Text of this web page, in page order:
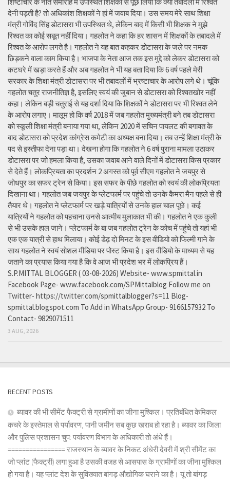
देनी पड़ती है? तो अधिकांश शिक्षकों ने हां में जवाब दिया। उस समय मेरे साथ शिक्षा
मंत्री गोविंद सिंह डोटासरा भी उपस्थित थे, लेकिन बाद में किसी भी शिक्षक ने मुझे
रिश्वत का कोई सबूत नहीं दिया। गहलोत ने कहा कि हर शासन में शिक्षकों के तबादले में
रिश्वत के आरोप लगते है। गहलोत ने यह बात कहकर डोटासरा के जले पर नमक
छिड़कने वाला काम किया है। भाजपा के नेता आज तक इस मुद्दे को लेकर डोटासरा को
कटघरे में खड़ा करते हैं और अब गहलोत ने भी यह बता दिया कि 6 वर्ष पहले मेरी
सरकार के शिक्षा मंत्री डोटासरा पर भी तबादलों में भ्रष्टाचार के आरोप लगे थे। चूंकि
गहलोत चतुर राजनीतिज्ञ है, इसलिए स्वयं की जुबान से डोटासरा को रिश्वतखोर नहीं
कहा। लेकिन बड़ी चतुराई से यह दर्शा दिया कि शिक्षकों ने डोटासरा पर भी रिश्वत लेने
के आरोप लगाए। मालूम हो कि वर्ष 2018 में जब गहलोत मुख्यमंत्री बने तब डोटासरा
को स्कूली शिक्षा मंत्री बनाया गया था, लेकिन 2020 में सचिन पायलट की बगावत के
बाद डोटासरा को प्रदेश कांग्रेस कमेटी का अध्यक्ष बना दिया। तब उन्हें शिक्षा मंत्री के
पद से इस्तीफा देना पड़ा था। देखना होगा कि गहलोत ने 6 वर्ष पुराना मामला उठाकर
डोटासरा पर जो हमला किया है, उसका जवाब आने वाले दिनों में डोटासरा किस प्रकार
से देते हैं। लोकप्रियता का प्रदर्शन 2 अगस्त को पूर्व सीएम गहलोत ने जयपुर से
जोधपुर का सफर ट्रेन से किया। इस सफर के पीछे गहलोत को स्वयं की लोकप्रियता
दिखाना था। गहलोत जब जयपुर के प्लेटफार्म पर पहुंचे तो उनके कैमरा मैन पहले से ही
तैयार थे। गहलोत ने प्लेटफार्म पर खड़े यात्रियों से उनके हाल चाल पूछे। कई
यात्रियों ने गहलोत को पहचाना उनसे आत्मीय मुलाकात भी की। गहलोत ने एक कुली
से भी उसके हाल जाने। प्लेटफार्म के बा जब गहलोत ट्रेन के कोच में पहुंचे तो यहां भी
एक एक यात्री से हाथ मिलाया। कोई डेढ़ दो मिनट के इस वीडियो को फिल्मी गाने के
साथ गहलोत ने स्वयं सोशल मीडिया पर पोस्ट किया है। इस वीडियो के माध्यम से यह
जताने का प्रयास किया गया है कि वे आज भी प्रदेश भर में लोकप्रिय हैं।
S.P.MITTAL BLOGGER ( 03-08-2026) Website- www.spmittal.in
Facebook Page- www.facebook.com/SPMittalblog Follow me on
Twitter- https://twitter.com/spmittalblogger?s=11 Blog-
spmittal.blogspot.com To Add in WhatsApp Group- 9166157932 To
Contact- 9829071511
3 AUG, 2026
RECENT POSTS
ब्यावर की भी सीमेंट फैक्ट्री से ग्रामीणों का जीना मुश्किल। प्रतिबंधित केमिकल
कचरे के इस्तेमाल से पर्यावरण, पानी जमीन सब कुछ खराब हो रहा है। ब्यावर का जिला
और पुलिस प्रशासन चुप: पर्यावरण विभाग के अधिकारी तो अंधे हैं।
================ राजस्थान के ब्यावर के निकट अंधेरी देवरी में श्री सीमेंट का
जो प्लांट (फैक्ट्री) लगा हुआ है उसकी वजह से आसपास के ग्रामीणों का जीना मुश्किल
हो गया है। यह प्लांट देश के सुविख्यात बांगड़ औद्योगिक घराने का है। यूं तो बांगड़